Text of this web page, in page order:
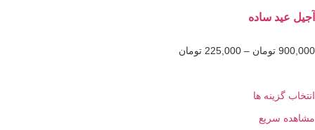
ساده
تومان –
225,000 تومان
ها
سریع